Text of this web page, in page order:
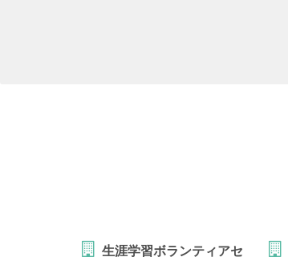
生涯学習ボランティアセ